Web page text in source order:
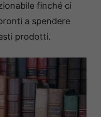
finché ci
a spendere
prodotti.